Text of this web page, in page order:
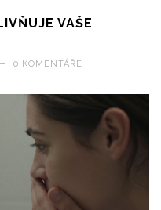
VAŠE
0 KOMENTÁŘE